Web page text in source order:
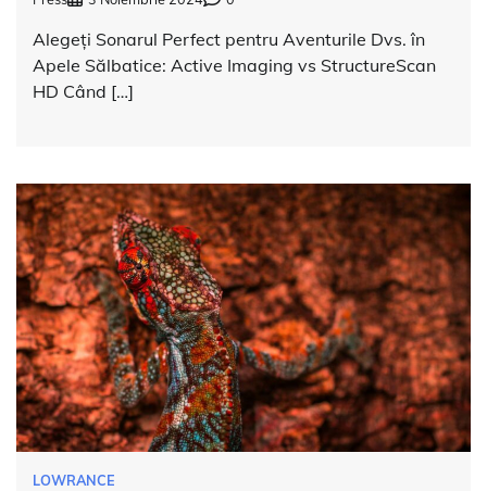
Alegeți Sonarul Perfect pentru Aventurile Dvs. în
Apele Sălbatice: Active Imaging vs StructureScan
HD Când […]
LOWRANCE